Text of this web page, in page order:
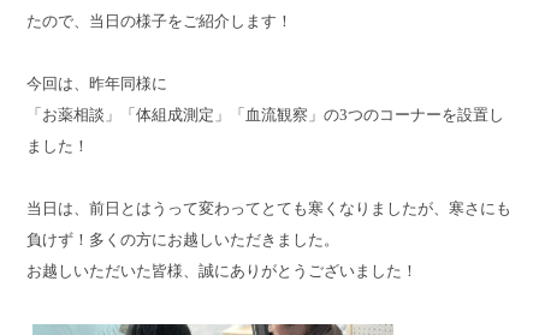
たので、当日の様子をご紹介します！
今回は、昨年同様に
「お薬相談」「体組成測定」「血流観察」の3つのコーナーを設置し
ました！
当日は、前日とはうって変わってとても寒くなりましたが、寒さにも
負けず！多くの方にお越しいただきました。
お越しいただいた皆様、誠にありがとうございました！